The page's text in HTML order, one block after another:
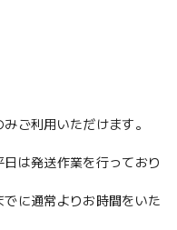
ご利用いただけます。
は発送作業を行っており
に通常よりお時間をいた